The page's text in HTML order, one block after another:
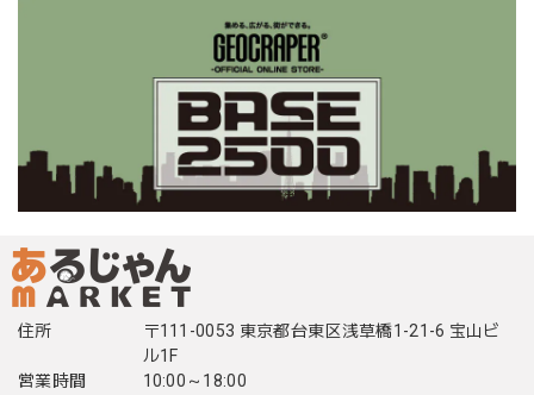
住所
〒111-0053 東京都台東区浅草橋1-21-6 宝山ビ
ル1F
営業時間
10:00～18:00